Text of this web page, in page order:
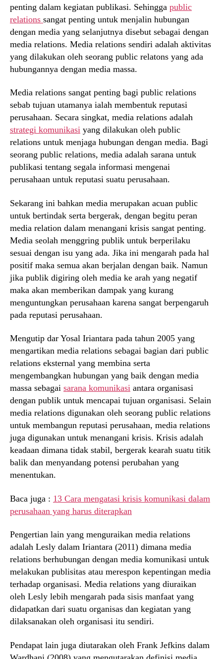
penting dalam kegiatan publikasi. Sehingga public
relations sangat penting untuk menjalin hubungan
dengan media yang selanjutnya disebut sebagai dengan
media relations. Media relations sendiri adalah aktivitas
yang dilakukan oleh seorang public relatons yang ada
hubungannya dengan media massa.
Media relations sangat penting bagi public relations
sebab tujuan utamanya ialah membentuk reputasi
perusahaan. Secara singkat, media relations adalah
strategi komunikasi yang dilakukan oleh public
relations untuk menjaga hubungan dengan media. Bagi
seorang public relations, media adalah sarana untuk
publikasi tentang segala informasi mengenai
perusahaan untuk reputasi suatu perusahaan.
Sekarang ini bahkan media merupakan acuan public
untuk bertindak serta bergerak, dengan begitu peran
media relation dalam menangani krisis sangat penting.
Media seolah menggring publik untuk berperilaku
sesuai dengan isu yang ada. Jika ini mengarah pada hal
positif maka semua akan berjalan dengan baik. Namun
jika publik digiring oleh media ke arah yang negatif
maka akan memberikan dampak yang kurang
menguntungkan perusahaan karena sangat berpengaruh
pada reputasi perusahaan.
Mengutip dar Yosal Iriantara pada tahun 2005 yang
mengartikan media relations sebagai bagian dari public
relations eksternal yang membina serta
mengembangkan hubungan yang baik dengan media
massa sebagai sarana komunikasi antara organisasi
dengan publik untuk mencapai tujuan organisasi. Selain
media relations digunakan oleh seorang public relations
untuk membangun reputasi perusahaan, media relations
juga digunakan untuk menangani krisis. Krisis adalah
keadaan dimana tidak stabil, bergerak kearah suatu titik
balik dan menyandang potensi perubahan yang
menentukan.
Baca juga : 13 Cara mengatasi krisis komunikasi dalam
perusahaan yang harus diterapkan
Pengertian lain yang menguraikan media relations
adalah Lesly dalam Iriantara (2011) dimana media
relations berhubungan dengan media komunikasi untuk
melakukan publisitas atau merespon kepentingan media
terhadap organisasi. Media relations yang diuraikan
oleh Lesly lebih mengarah pada sisis manfaat yang
didapatkan dari suatu organisas dan kegiatan yang
dilaksanakan oleh organisasi itu sendiri.
Pendapat lain juga diutarakan oleh Frank Jefkins dalam